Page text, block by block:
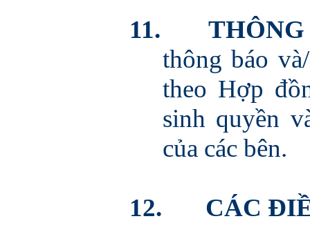
11.
thông báo
theo Hợp
sinh quyền
của các bên.
12. CÁC